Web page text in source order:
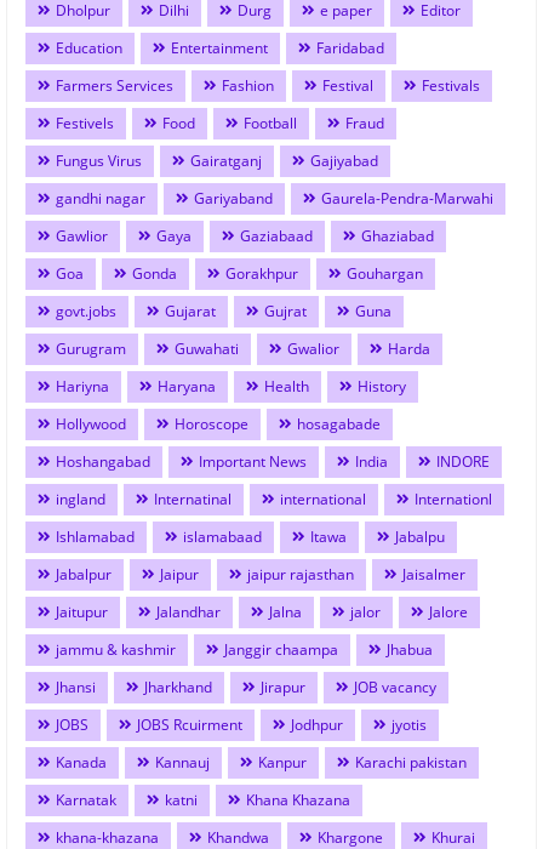
Dholpur Dilhi Durg e paper
Editor
Education
Entertainment
Faridabad
Farmers Services
Fashion Festival
Festivals
Festivels
Food Football
Fraud
Fungus Virus
Gairatganj
Gajiyabad
gandhi nagar
Gariyaband
Gaurela-Pendra-Marwahi
Gawlior
Gaya Gaziabaad
Ghaziabad
Goa
Gonda Gorakhpur
Gouhargan
govt.jobs
Gujarat Gujrat
Guna
Gurugram
Guwahati Gwalior
Harda
Hariyna
Haryana Health
History
Hollywood
Horoscope
hosagabade
Hoshangabad
Important News India
INDORE
ingland
Internatinal international
Internationl
Ishlamabad
islamabaad Itawa
Jabalpu
Jabalpur
Jaipur jaipur rajasthan
Jaisalmer
Jaitupur
Jalandhar Jalna jalor
Jalore
jammu & kashmir
Janggir chaampa
Jhabua
Jhansi
Jharkhand Jirapur
JOB vacancy
JOBS
JOBS Rcuirment Jodhpur
jyotis
Kanada
Kannauj Kanpur
Karachi pakistan
Karnatak
katni
Khana Khazana
khana-khazana
Khandwa Khargone
Khurai